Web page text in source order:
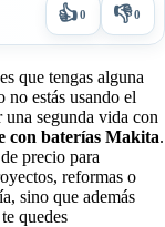
👍0 👎0
que tengas alguna
no estás usando el
una segunda vida con
con baterías Makita.
precio para
reformas o
sino que además
quedes